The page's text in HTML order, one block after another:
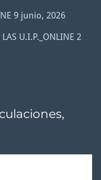
9 junio, 2026
LAS U.I.P._ONLINE 2